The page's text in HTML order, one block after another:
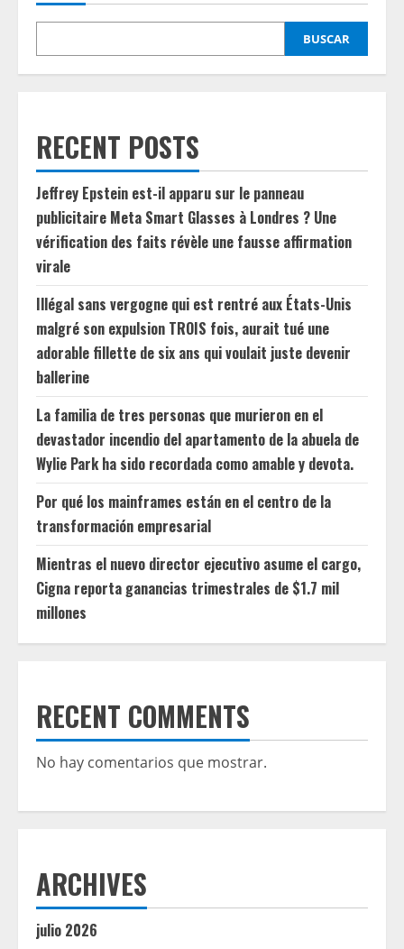
BUSCAR
RECENT POSTS
Jeffrey Epstein est-il apparu sur le panneau
publicitaire Meta Smart Glasses à Londres ? Une
vérification des faits révèle une fausse affirmation
virale
Illégal sans vergogne qui est rentré aux États-Unis
malgré son expulsion TROIS fois, aurait tué une
adorable fillette de six ans qui voulait juste devenir
ballerine
La familia de tres personas que murieron en el
devastador incendio del apartamento de la abuela de
Wylie Park ha sido recordada como amable y devota.
Por qué los mainframes están en el centro de la
transformación empresarial
Mientras el nuevo director ejecutivo asume el cargo,
Cigna reporta ganancias trimestrales de $1.7 mil
millones
RECENT COMMENTS
No hay comentarios que mostrar.
ARCHIVES
julio 2026